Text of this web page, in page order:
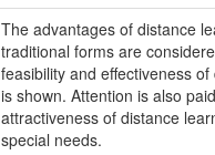
The advantages of distance
traditional forms are
feasibility and effectiveness
is shown. Attention is also
attractiveness of distance
special needs.